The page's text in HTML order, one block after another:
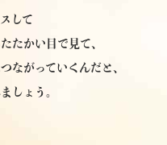
して
たかい目で見て、
ながっていくんだと、
しょう。